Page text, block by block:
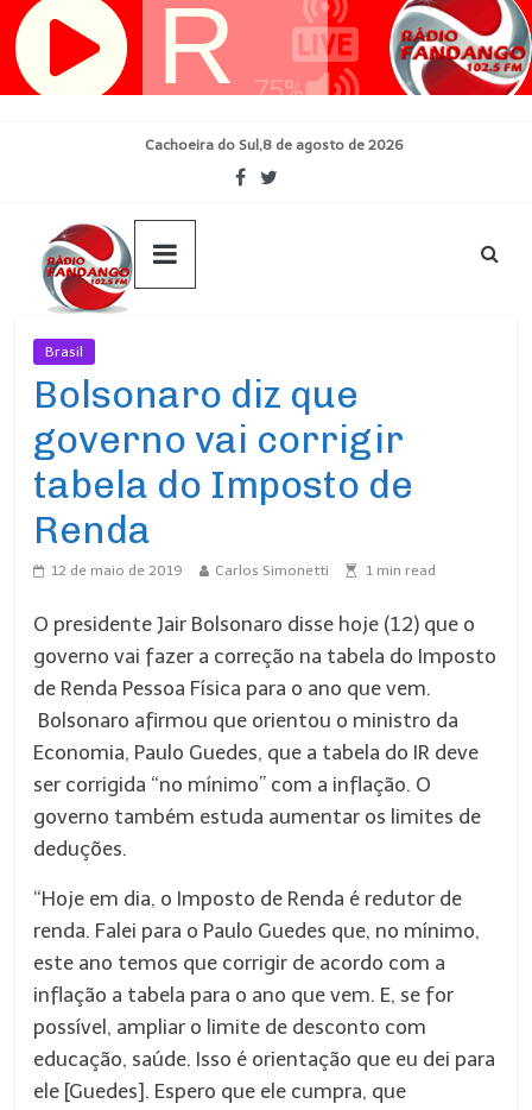
Pular
para
Cachoeira do Sul,8 de agosto de 2026
Brasil
Bolsonaro diz que
governo vai corrigir
tabela do Imposto de
Renda
12 de maio de 2019 Carlos Simonetti 1 min read
O presidente Jair Bolsonaro disse hoje (12) que o
governo vai fazer a correção na tabela do Imposto
de Renda Pessoa Física para o ano que vem.
Bolsonaro afirmou que orientou o ministro da
Economia, Paulo Guedes, que a tabela do IR deve
ser corrigida “no mínimo” com a inflação. O
governo também estuda aumentar os limites de
deduções.
“Hoje em dia, o Imposto de Renda é redutor de
renda. Falei para o Paulo Guedes que, no mínimo,
este ano temos que corrigir de acordo com a
inflação a tabela para o ano que vem. E, se for
possível, ampliar o limite de desconto com
educação, saúde. Isso é orientação que eu dei para
ele [Guedes]. Espero que ele cumpra, que